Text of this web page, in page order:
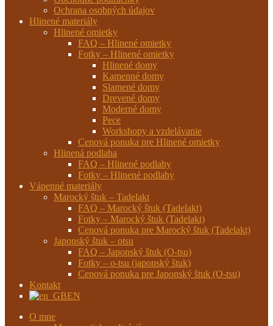
Ochrana osobných údajov
Hlinené materiály
Hlinené omietky
FAQ – Hlinené omietky
Fotky – Hlinené omietky
Hlinené domy
Kamenné domy
Slamené domy
Drevené domy
Moderné domy
Pece
Workshopy a vzdelávanie
Cenová ponuka pre Hlinené omietky
Hlinená podlaha
FAQ – Hlinené podlahy
Fotky – Hlinené podlahy
Vápenné materiály
Marocký štuk – Tadelakt
FAQ – Marocký štuk (Tadelakt)
Fotky – Marocký štuk (Tadelakt)
Cenová ponuka pre Marocký štuk (Tadelakt)
Japonský štuk – otsu
FAQ – Japonský štuk (O-tsu)
Fotky – o-tsu (japonský štuk)
Cenová ponuka pre Japonský štuk (O-tsu)
Kontakt
EN
O mne